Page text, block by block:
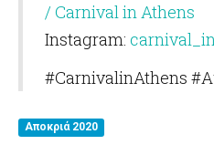
/ Carnival in Athens
Instagram:
#CarnivalinAthens
Αποκριά 2020